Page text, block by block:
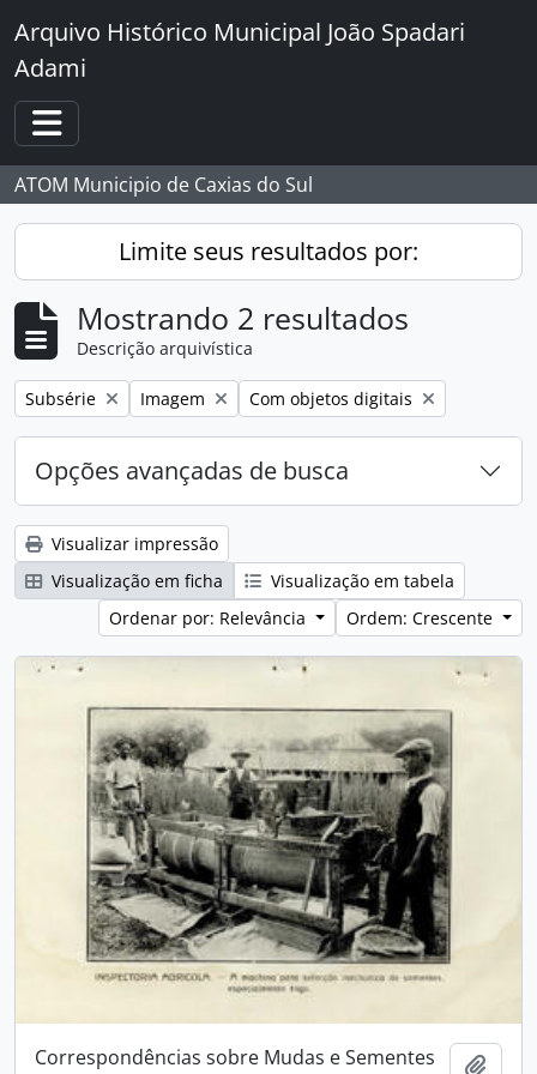
Skip to main content
Arquivo Histórico Municipal João Spadari
Adami
Toggle navigation
ATOM Municipio de Caxias do Sul
Limite seus resultados por:
Mostrando 2 resultados
Descrição arquivística
Remover filtro:
Subsérie Remover filtro:
Imagem Remover filtro:
Com objetos digitais
Opções avançadas de busca
Visualizar impressão
Visualização em ficha
Visualização em tabela
Ordenar por: Relevância
Ordem: Crescente
Correspondências sobre Mudas e Sementes